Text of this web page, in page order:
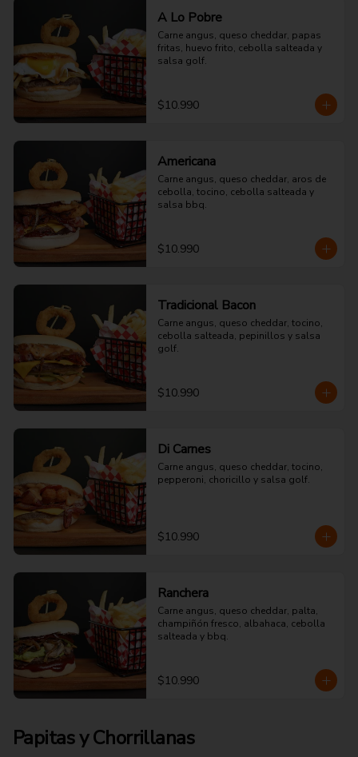
A Lo Pobre
Carne angus, queso cheddar, papas
fritas, huevo frito, cebolla salteada y
salsa golf.
$10.990
Americana
Carne angus, queso cheddar, aros de
cebolla, tocino, cebolla salteada y
salsa bbq.
$10.990
Tradicional Bacon
Carne angus, queso cheddar, tocino,
cebolla salteada, pepinillos y salsa
golf.
$10.990
Di Carnes
Carne angus, queso cheddar, tocino,
pepperoni, choricillo y salsa golf.
$10.990
Ranchera
Carne angus, queso cheddar, palta,
champiñón fresco, albahaca, cebolla
salteada y bbq.
$10.990
Papitas y Chorrillanas